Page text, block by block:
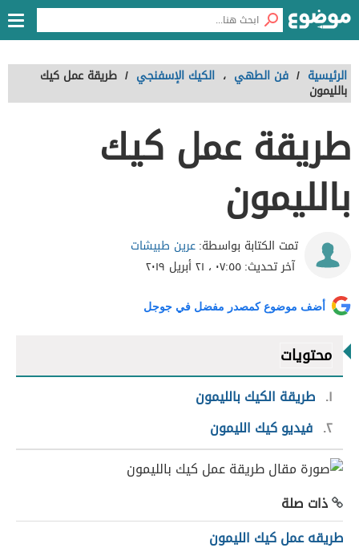
الرئيسية / فن الطهي ، الكيك الإسفنجي / طريقة عمل كيك
بالليمون
طريقة عمل كيك
بالليمون
تمت الكتابة بواسطة:عرين طبيشات
آخر تحديث:٠٧:٥٥ ، ٢١ أبريل ٢٠١٩
أضف موضوع كمصدر مفضل في جوجل
محتويات
١ طريقة الكيك بالليمون
٢ فيديو كيك الليمون
ذات صلة
طريقه عمل كيك الليمون